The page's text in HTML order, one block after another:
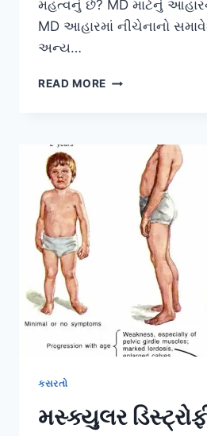
મહત્વનું છે? MD માટેનું
MD આહારમાં નીચેનાનો
અન્ય…
READ MORE મસ્ક્યુલર
આયોજન:
કસરતો
મસ્ક્યુલર